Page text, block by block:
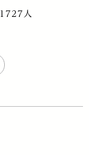
1727人